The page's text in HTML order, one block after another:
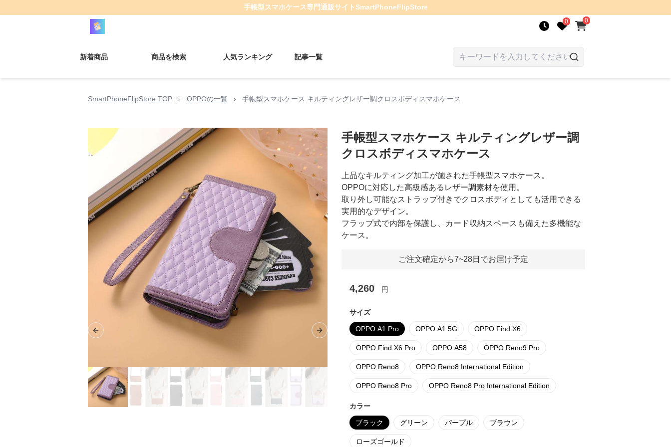
手帳型スマホケース専門通販サイトSmartPhoneFlipStore
0 0
新着商品 商品を検索 人気ランキング 記事一覧
SmartPhoneFlipStore TOP › OPPOの一覧 › 手帳型スマホケース キルティングレザー調クロスボディスマホケース
Previous slide Next slide
手帳型スマホケース キルティングレザー調
クロスボディスマホケース
上品なキルティング加工が施された手帳型スマホケース。
OPPOに対応した高級感あるレザー調素材を使用。
取り外し可能なストラップ付きでクロスボディとしても活用できる
実用的なデザイン。
フラップ式で内部を保護し、カード収納スペースも備えた多機能な
ケース。
ご注文確定から7~28日でお届け予定
4,260 円
サイズ
OPPO A1 Pro OPPO A1 5G OPPO Find X6
OPPO Find X6 Pro OPPO A58 OPPO Reno9 Pro
OPPO Reno8 OPPO Reno8 International Edition
OPPO Reno8 Pro OPPO Reno8 Pro International Edition
カラー
ブラック グリーン パープル ブラウン
ローズゴールド